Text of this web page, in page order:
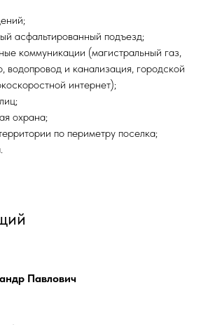
асфальтированный подъезд;
коммуникации (магистральный газ,
водопровод и канализация, городской
интернет);
охрана;
по периметру поселка;
Павлович